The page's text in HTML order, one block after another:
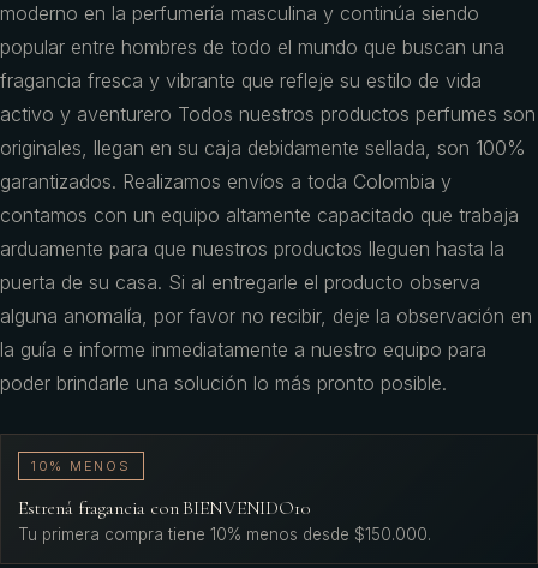
moderno en la perfumería masculina y continúa siendo
popular entre hombres de todo el mundo que buscan una
fragancia fresca y vibrante que refleje su estilo de vida
activo y aventurero Todos nuestros productos perfumes son
originales, llegan en su caja debidamente sellada, son 100%
garantizados. Realizamos envíos a toda Colombia y
contamos con un equipo altamente capacitado que trabaja
arduamente para que nuestros productos lleguen hasta la
puerta de su casa. Si al entregarle el producto observa
alguna anomalía, por favor no recibir, deje la observación en
la guía e informe inmediatamente a nuestro equipo para
poder brindarle una solución lo más pronto posible.
10% MENOS
Estrená fragancia con BIENVENIDO10
Tu primera compra tiene 10% menos desde $150.000.